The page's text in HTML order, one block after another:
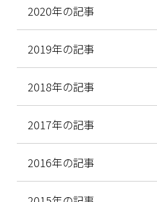
2020年の記事
2019年の記事
2018年の記事
2017年の記事
2016年の記事